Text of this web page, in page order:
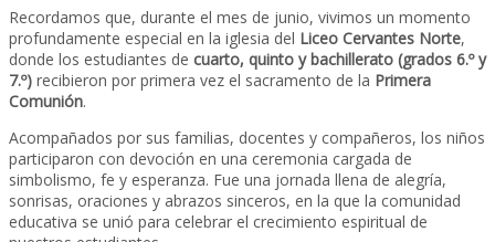
Recordamos que, durante el mes de junio, vivimos un momento
profundamente especial en la iglesia del Liceo Cervantes Norte,
donde los estudiantes de cuarto, quinto y bachillerato (grados 6.º y
7.º) recibieron por primera vez el sacramento de la Primera
Comunión.
Acompañados por sus familias, docentes y compañeros, los niños
participaron con devoción en una ceremonia cargada de
simbolismo, fe y esperanza. Fue una jornada llena de alegría,
sonrisas, oraciones y abrazos sinceros, en la que la comunidad
educativa se unió para celebrar el crecimiento espiritual de